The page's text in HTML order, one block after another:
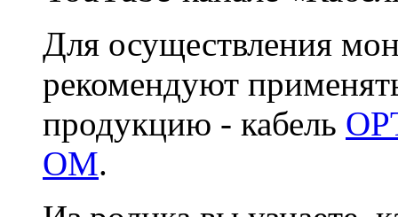
Для осуществления
рекомендуют
продукцию - кабель
OM.